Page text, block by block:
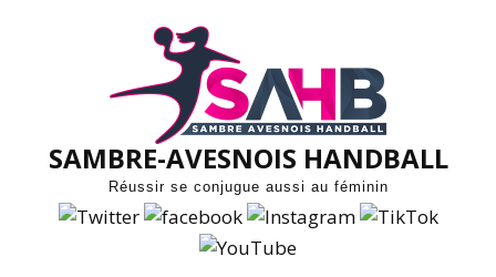
SAMBRE-AVESNOIS HANDBALL
Réussir se conjugue aussi au féminin